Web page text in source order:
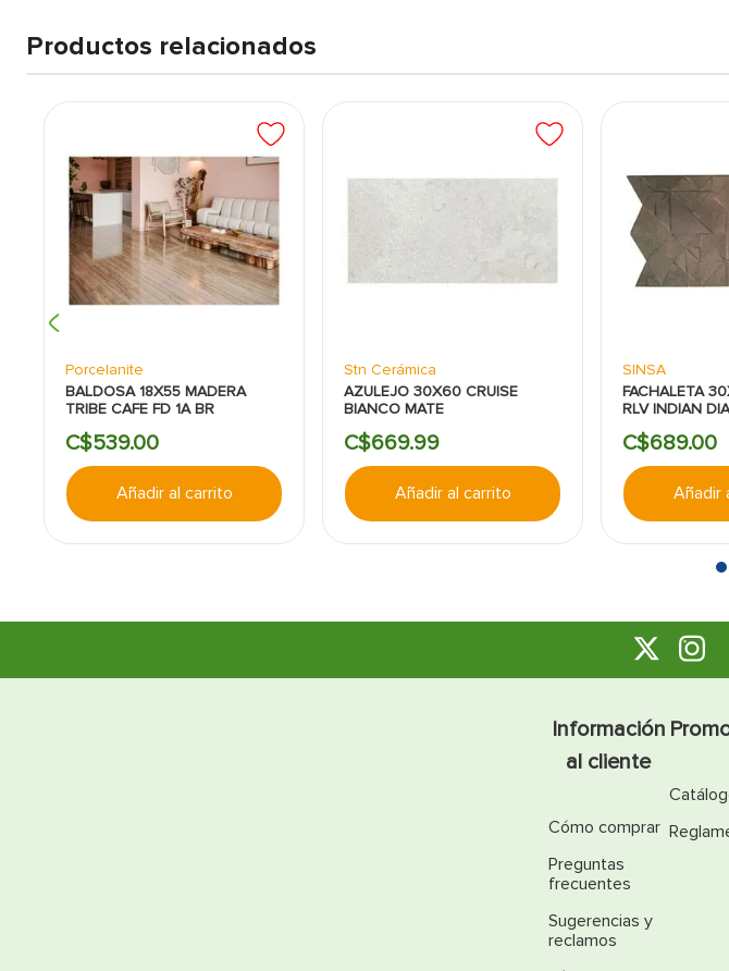
Productos relacionados
Porcelanite
BALDOSA 18X55 MADERA
TRIBE CAFE FD 1A BR
C$539.00
Añadir al carrito
Stn Cerámica
AZULEJO 30X60 CRUISE
BIANCO MATE
C$669.99
Añadir al carrito
SINSA
FACHALETA
RLV INDIAN
C$689.00
Añadir
Información
al cliente
Cómo comprar
Preguntas
frecuentes
Sugerencias y
reclamos